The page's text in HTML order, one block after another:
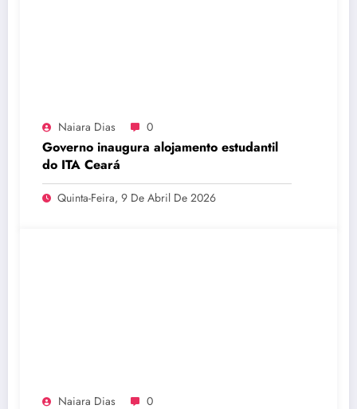
Naiara Dias 0
Governo inaugura alojamento estudantil
do ITA Ceará
Quinta-Feira, 9 De Abril De 2026
Naiara Dias 0